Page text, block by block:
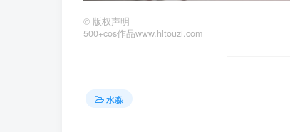
© 版权声明
500+cos作品www.hltouzi.com
水淼